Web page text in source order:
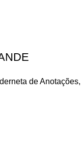
de Anotações,